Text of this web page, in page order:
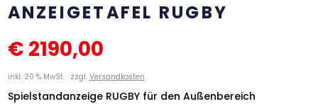
ANZEIGETAFEL RUGBY
€ 2190,00
inkl. 20 % MwSt. zzgl. Versandkosten
Spielstandanzeige RUGBY für den Außenbereich